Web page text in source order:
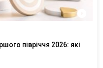
півріччя 2026: які